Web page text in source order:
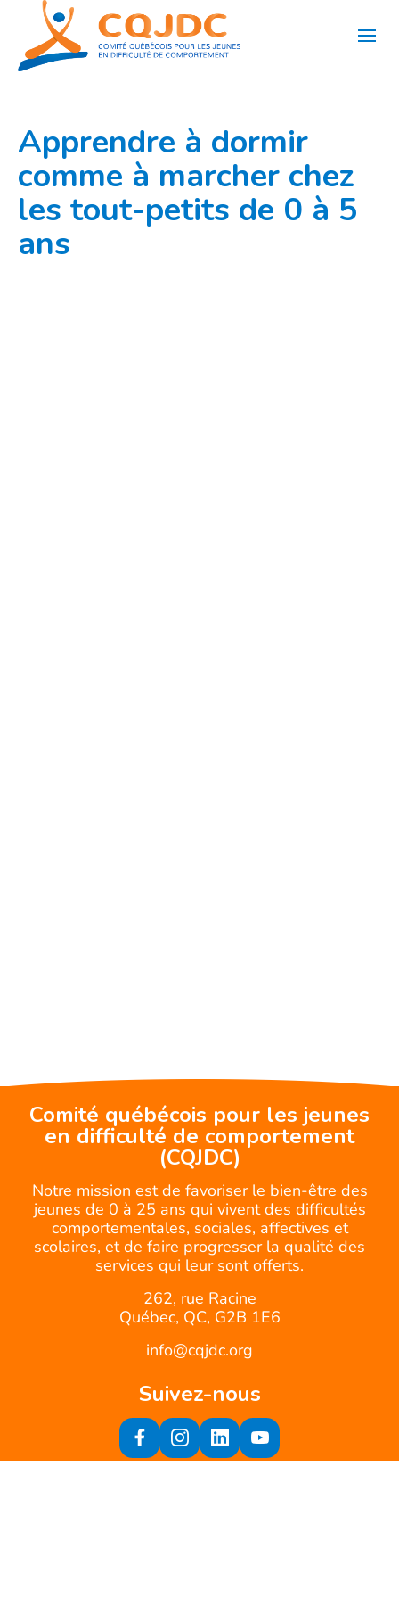
contenu
Apprendre à dormir
comme à marcher chez
les tout-petits de 0 à 5
ans
Comité québécois pour les jeunes
en difficulté de comportement
(CQJDC)
Notre mission est de favoriser le bien-être des
jeunes de 0 à 25 ans qui vivent des difficultés
comportementales, sociales, affectives et
scolaires, et de faire progresser la qualité des
services qui leur sont offerts.
262, rue Racine
Québec, QC, G2B 1E6
info@cqjdc.org
Suivez-nous